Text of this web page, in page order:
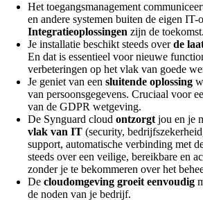
Het toegangsmanagement
en andere systemen buiten de eigen IT-
Integratieoplossingen zijn de toekomst.
Je installatie beschikt steeds overde
En dat is essentieel voor nieuwe
verbeteringen op het vlak van goede
Je geniet van een sluitende oplossing
van persoonsgegevens. Cruciaal voor
van de GDPR wetgeving.
De Synguard cloud ontzorgtjou en je
vlak van IT (security,
support, automatische verbinding met
steeds over een veilige, bereikbare en
zonder je te bekommeren over het
De cloudomgeving groeit eenvoudig
de noden van je bedrijf.